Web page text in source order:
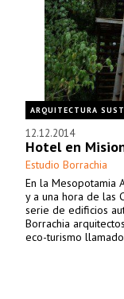
ARQUITECTURA
12.12.2014
Hotel en
Estudio Borrachia
En la Mesopotamia
y a una hora de las
serie de edificios
Borrachia
eco-turismo